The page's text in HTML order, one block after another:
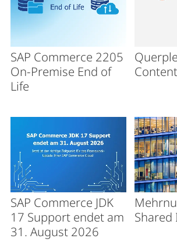
SAP Commerce 2205
On-Premise End of
Life
SAP Commerce JDK
17 Support endet am
31. August 2026